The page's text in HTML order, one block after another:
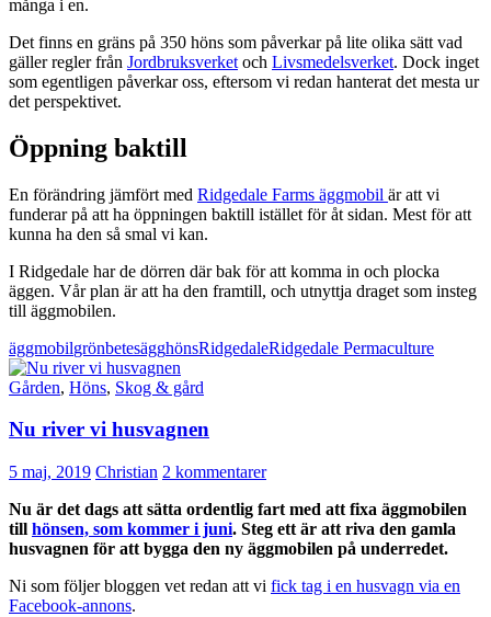
många i en.
Det finns en gräns på 350 höns som påverkar på lite olika sätt vad
gäller regler från Jordbruksverket och Livsmedelsverket. Dock inget
som egentligen påverkar oss, eftersom vi redan hanterat det mesta ur
det perspektivet.
Öppning baktill
En förändring jämfört med Ridgedale Farms äggmobil är att vi
funderar på att ha öppningen baktill istället för åt sidan. Mest för att
kunna ha den så smal vi kan.
I Ridgedale har de dörren där bak för att komma in och plocka
äggen. Vår plan är att ha den framtill, och utnyttja draget som insteg
till äggmobilen.
äggmobilgrönbetesägghönsRidgedaleRidgedale Permaculture
Gården, Höns, Skog & gård
Nu river vi husvagnen
5 maj, 2019 Christian 2 kommentarer
Nu är det dags att sätta ordentlig fart med att fixa äggmobilen
till hönsen, som kommer i juni. Steg ett är att riva den gamla
husvagnen för att bygga den ny äggmobilen på underredet.
Ni som följer bloggen vet redan att vi fick tag i en husvagn via en
Facebook-annons.